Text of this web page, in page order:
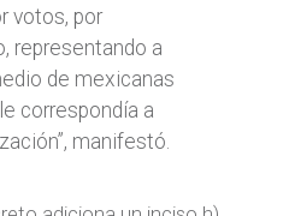
votos, por
representando a
de mexicanas
correspondía a
manifestó.